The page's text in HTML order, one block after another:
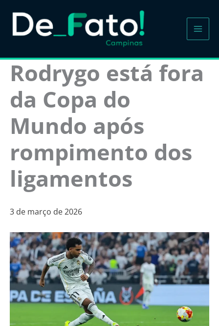
para
Rodrygo está fora
da Copa do
Mundo após
rompimento dos
ligamentos
3 de março de 2026